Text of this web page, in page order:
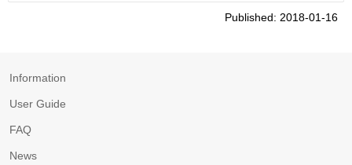
Published: 2018-01-16
Information
User Guide
FAQ
News